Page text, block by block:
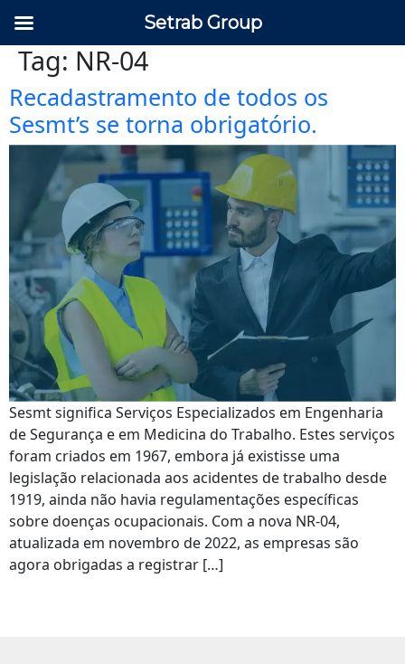
Tag: NR-04
Recadastramento de todos os
Sesmt’s se torna obrigatório.
Sesmt significa Serviços Especializados em Engenharia
de Segurança e em Medicina do Trabalho. Estes serviços
foram criados em 1967, embora já existisse uma
legislação relacionada aos acidentes de trabalho desde
1919, ainda não havia regulamentações específicas
sobre doenças ocupacionais. Com a nova NR-04,
atualizada em novembro de 2022, as empresas são
agora obrigadas a registrar […]
Setrab Group